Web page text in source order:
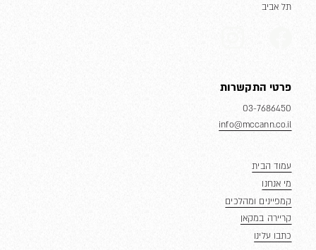
תל אביב
פרטי התקשרות
03-7686450
info@mccann.co.il
עמוד הבית
מי אנחנו
קמפיינים ומהלכים
קריירה במקאן
כתבו עלינו